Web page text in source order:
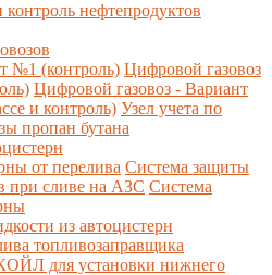
нефтепродуктов
№1 (контроль) Цифровой газовоз
Цифровой газовоз - Вариант
и контроль) Узел учета по
пропан бутана
от перелива Система защиты
при сливе на АЗС Система
из автоцистерн
топливозаправщика
для установки нижнего